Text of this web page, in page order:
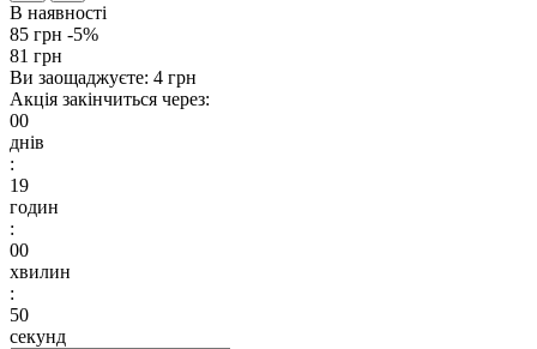
В наявності
85 грн -5%
81 грн
Ви заощаджуєте: 4 грн
Акція закінчиться через:
00
днів
:
19
годин
:
00
хвилин
:
49
секунд